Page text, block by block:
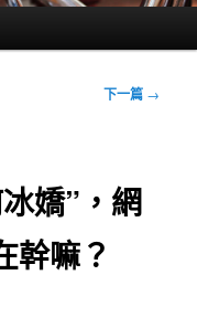
下一篇 →
嬌”，網
幹嘛？